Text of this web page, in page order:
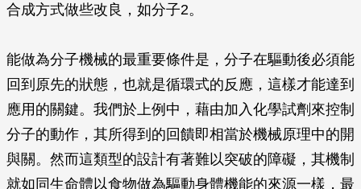
合成方式做些改良，如分子2。
能做為分子機械的最重要條件是，分子在驅動後必須能
回到原先的狀態，也就是循環式的反應，這樣才能達到
應用的關鍵。我們於上例中，藉由加入化學試劑來控制
分子的動作，其所得到的回饋即相當於機械原理中的開
與關。然而這類型的設計有著難以突破的障礙，其機制
就如同生命體以食物做為驅動身體機能的來源一樣，最